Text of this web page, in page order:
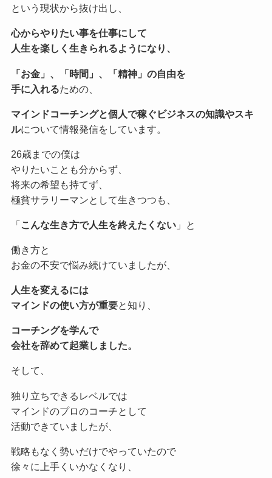
という現状から抜け出し、
心からやりたい事を仕事にして
人生を楽しく生きられるようになり、
「お金」、「時間」、「精神」の自由を
手に入れるための、
マインドコーチングと個人で稼ぐビジネスの知識やスキ
ルについて情報発信をしています。
26歳までの僕は
やりたいことも分からず、
将来の希望も持てず、
極貧サラリーマンとして生きつつも、
「こんな生き方で人生を終えたくない」と
働き方と
お金の不安で悩み続けていましたが、
人生を変えるには
マインドの使い方が重要と知り、
コーチングを学んで
会社を辞めて起業しました。
そして、
独り立ちできるレベルでは
マインドのプロのコーチとして
活動できていましたが、
戦略もなく勢いだけでやっていたので
徐々に上手くいかなくなり、